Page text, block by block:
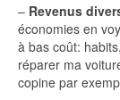
– Revenus
économies en
à bas coût:
réparer ma
copine par